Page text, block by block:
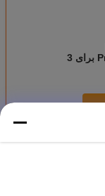
Professional Plus 2024 برای 3